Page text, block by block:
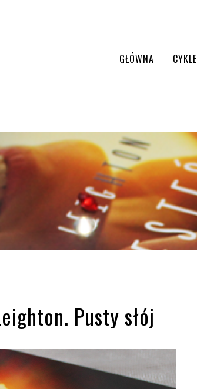
GŁÓWNA CYKLE
Pusty słój